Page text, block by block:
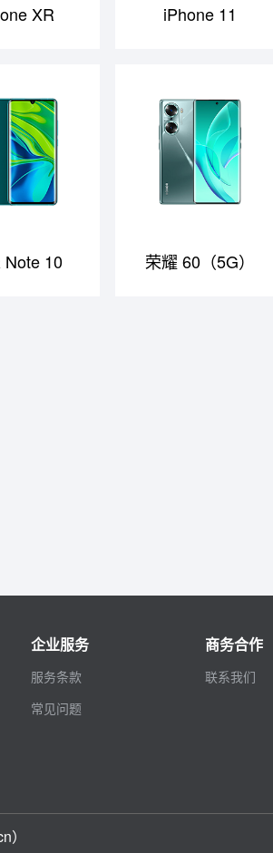
XR iPhone 11
Note 10 荣耀 60（5G）
商务合作
联系我们
企业服务
服务条款
常见问题